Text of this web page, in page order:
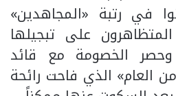
في رتبة «المجاهدين»
على تبجيلها
وحصر الخصومة مع قائد
العام» الذي فاحت رائحة